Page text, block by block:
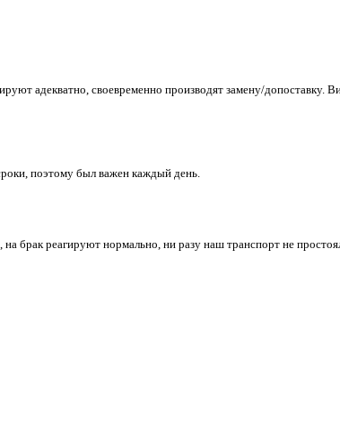
адекватно, своевременно производят замену/допоставку.
поэтому был важен каждый день.
брак реагируют нормально, ни разу наш транспорт не